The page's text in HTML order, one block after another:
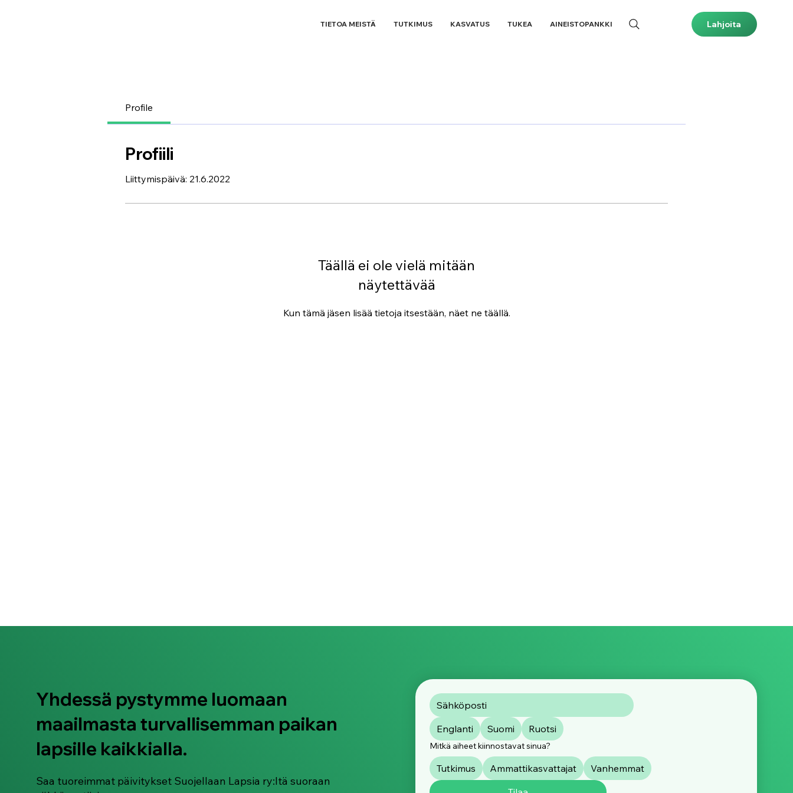
TIETOA MEISTÄ TUTKIMUS KASVATUS TUKEA AINEISTOPANKKI Lahjoita
Profile
Profiili
Liittymispäivä: 21.6.2022
Täällä ei ole vielä mitään
näytettävää
Kun tämä jäsen lisää tietoja itsestään, näet ne täällä.
Yhdessä pystymme luomaan
maailmasta turvallisemman paikan
lapsille kaikkialla.
Saa tuoreimmat päivitykset Suojellaan Lapsia ry:ltä suoraan
Englanti Suomi Ruotsi
Mitkä aiheet kiinnostavat sinua?
Tutkimus Ammattikasvattajat
Vanhemmat